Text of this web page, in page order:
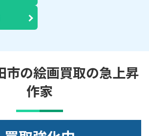
市の絵画買取の急上昇
作家